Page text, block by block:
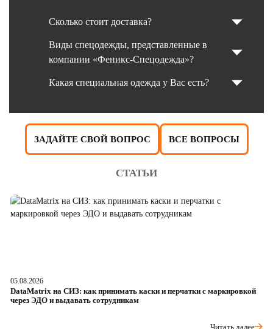
Сколько стоит доставка?
Виды спецодежды, представленные в
компании «Феникс-Спецодежда»?
Какая специальная одежда у Вас есть?
ЗАДАЙТЕ СВОЙ ВОПРОС ВСЕ ВОПРОСЫ
СТАТЬИ
05.08.2026
DataMatrix на СИЗ: как принимать каски и перчатки с маркировкой
через ЭДО и выдавать сотрудникам
Читать далее